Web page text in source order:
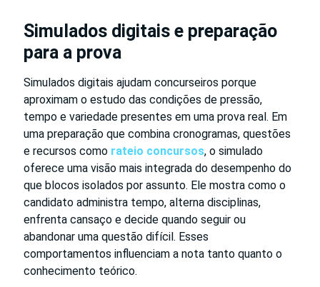
Simulados digitais e preparação
para a prova
Simulados digitais ajudam concurseiros porque
aproximam o estudo das condições de pressão,
tempo e variedade presentes em uma prova real. Em
uma preparação que combina cronogramas, questões
e recursos como rateio concursos, o simulado
oferece uma visão mais integrada do desempenho do
que blocos isolados por assunto. Ele mostra como o
candidato administra tempo, alterna disciplinas,
enfrenta cansaço e decide quando seguir ou
abandonar uma questão difícil. Esses
comportamentos influenciam a nota tanto quanto o
conhecimento teórico.